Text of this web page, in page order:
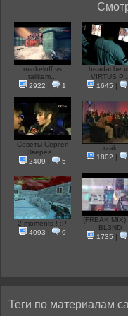
markeloff vs
talikem...
2922 | 1
headache
VIRTUS
1645 |
Советы Сергея
Зверев...
2409 | 5
rzak
1802 |
2 moments ! :P
4093 | 9
(FREAK MIX)
BL3ND
1735 |
Теги по материалам